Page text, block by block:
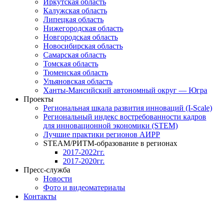
Калужская область
Липецкая область
Нижегородская область
Новгородская область
Новосибирская область
Самарская область
Томская область
Тюменская область
Ульяновская область
Ханты-Мансийский автономный округ — Югра
Проекты
Региональная шкала развития инноваций (I-Scale)
Региональный индекс востребованности кадров
для инновационной экономики (STEM)
Лучшие практики регионов АИРР
STEAM/РИТМ-образование в регионах
2017-2022гг.
2017-2020гг.
Пресс-служба
Новости
Фото и видеоматериалы
Контакты